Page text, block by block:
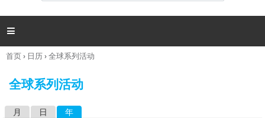

你
这
首页› 日历›全球系列活动
全球系列活动
月 日 年